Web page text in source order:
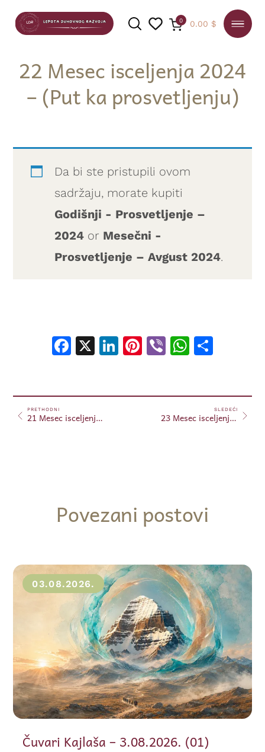
PRETRAGA
0 0.00 $
22 Mesec isceljenja 2024
– (Put ka prosvetljenju)
Da bi ste pristupili ovom
sadržaju, morate kupiti
Godišnji - Prosvetljenje –
2024 or Mesečni -
Prosvetljenje – Avgust 2024.
Facebook
X LinkedIn
Pinterest
Viber
PRETHODNI
21 Mesec isceljenja 2024 – (Put ka prosvetljenju)
SLEDEĆI
23 Mesec isceljenja 2024 – (Put ka prosvetljenju)
Povezani postovi
03.08.2026.
Čuvari Kajlaša – 3.08.2026. (01)